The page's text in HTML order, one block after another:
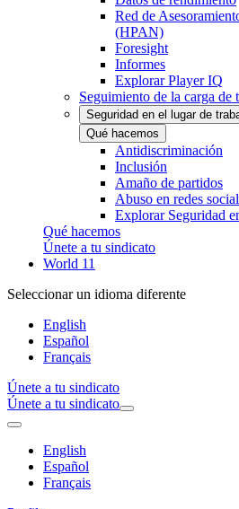
Red de
(HPAN)
Foresight
Informes
Explorar Player IQ
Seguimiento de la carga de
Seguridad en el lugar de
Qué hacemos
Antidiscriminación
Inclusión
Amaño de partidos
Abuso en redes
Explorar Seguridad
Qué hacemos
Únete a tu sindicato
World 11
Seleccionar un idioma diferente
English
Español
Français
Únete a tu sindicato
Únete a tu sindicato
English
Español
Français